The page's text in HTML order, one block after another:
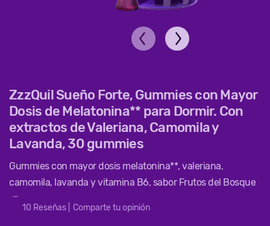
ZzzQuil Sueño Forte, Gummies con Mayor
Dosis de Melatonina** para Dormir. Con
extractos de Valeriana, Camomila y
Lavanda, 30 gummies
Gummies con mayor dosis melatonina**, valeriana,
camomila, lavanda y vitamina B6, sabor Frutos del Bosque
10 Reseñas Comparte tu opinión